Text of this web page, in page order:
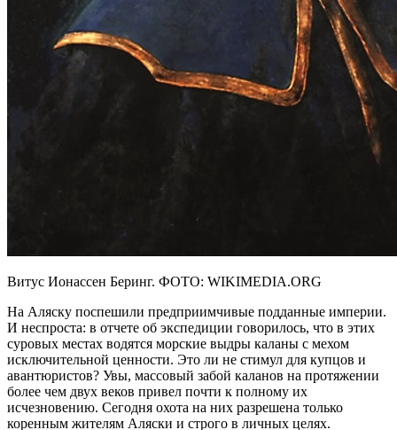
Витус Ионассен Беринг. ФОТО: WIKIMEDIA.ORG
На Аляску поспешили предприимчивые подданные империи.
И неспроста: в отчете об экспедиции говорилось, что в этих
суровых местах водятся морские выдры каланы с мехом
исключительной ценности. Это ли не стимул для купцов и
авантюристов? Увы, массовый забой каланов на протяжении
более чем двух веков привел почти к полному их
исчезновению. Сегодня охота на них разрешена только
коренным жителям Аляски и строго в личных целях.